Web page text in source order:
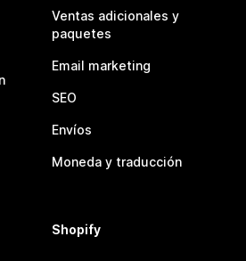
Ventas adicionales y
paquetes
Email marketing
SEO
Envíos
Moneda y traducción
Shopify